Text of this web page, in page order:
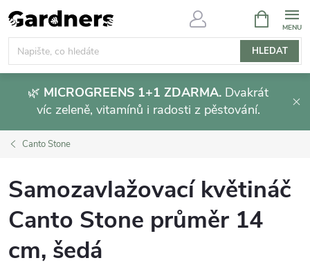
Přejít
na
obsah
HLEDAT
NÁKUPNÍ
KOŠÍK
🌿 MICROGREENS 1+1 ZDARMA. Dvakrát
víc zeleně, vitamínů i radosti z pěstování.
Canto Stone
Samozavlažovací květináč
Canto Stone průměr 14
cm, šedá